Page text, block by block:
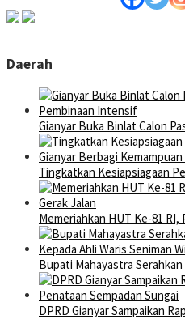
Daerah
Gianyar Buka Binlat Calon
Tingkatkan Kesiapsiagaan
Memeriahkan HUT Ke-81
Bupati Mahayastra
DPRD Gianyar Sampaikan